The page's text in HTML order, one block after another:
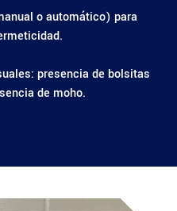
o automático) para
presencia de bolsitas
de moho.